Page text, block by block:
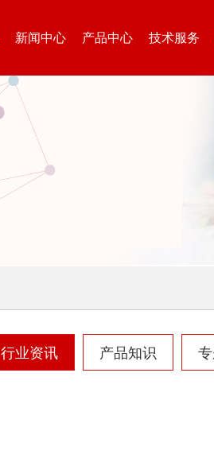
新闻中心 产品中心 技术服务
行业资讯 产品知识